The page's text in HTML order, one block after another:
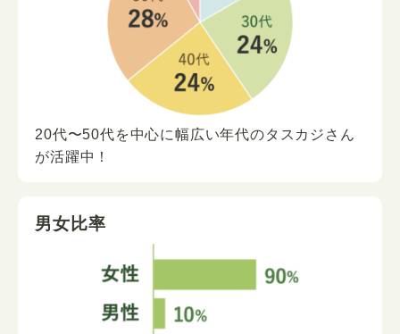
20代〜50代を中心に幅広い年代のタスカジさん
が活躍中！
男女比率